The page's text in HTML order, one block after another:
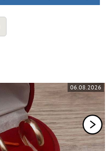
06.08.2026